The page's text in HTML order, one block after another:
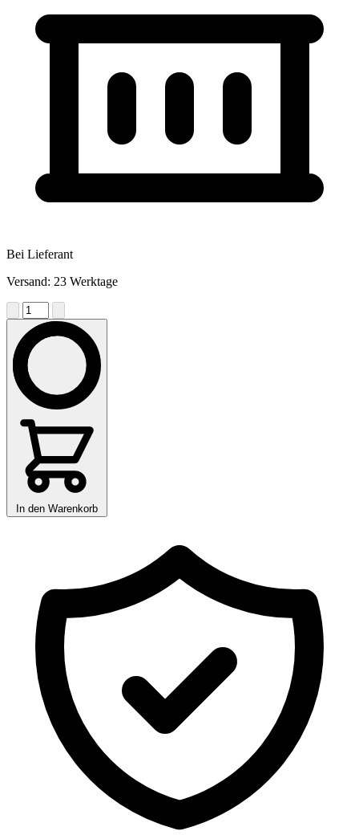
Bei Lieferant
Versand: 23 Werktage
In den Warenkorb